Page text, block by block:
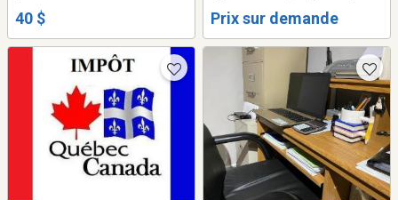
40 $
approuvé.
Prix sur demande